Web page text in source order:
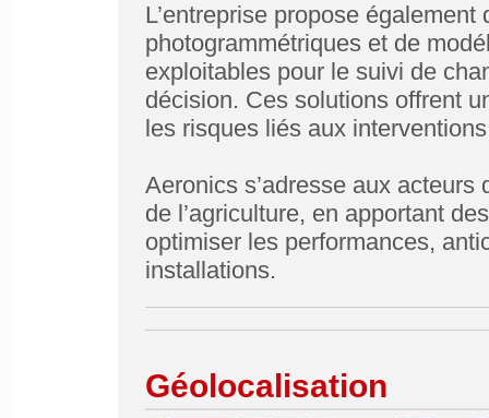
L’entreprise propose
photogrammétriques et de
exploitables pour le suivi de
décision. Ces solutions offrent
les risques liés aux
Aeronics s’adresse aux acteurs
de l’agriculture, en apportant
optimiser les performances,
installations.
Géolocalisation